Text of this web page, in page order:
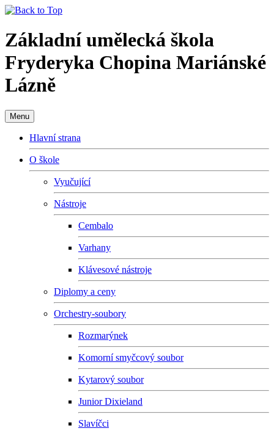
Základní umělecká škola
Fryderyka Chopina Mariánské
Lázně
Menu
Hlavní strana
O škole
Vyučující
Nástroje
Cembalo
Varhany
Klávesové nástroje
Diplomy a ceny
Orchestry-soubory
Rozmarýnek
Komorní smyčcový soubor
Kytarový soubor
Junior Dixieland
Slavíčci